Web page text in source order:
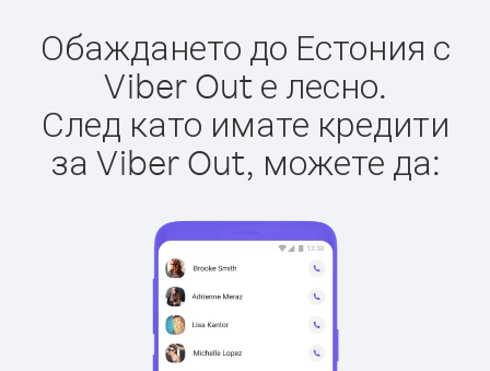
Обаждането до Естония с
Viber Out е лесно.
След като имате кредити
за Viber Out, можете да: